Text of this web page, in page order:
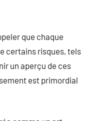
que chaque
certains risques, tels
un aperçu de ces
est primordial